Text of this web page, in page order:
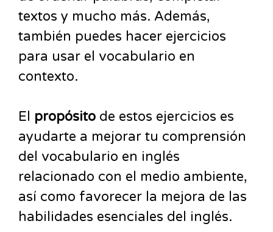
textos y mucho más. Además,
también puedes hacer ejercicios
para usar el vocabulario en
contexto.
El propósito de estos ejercicios es
ayudarte a mejorar tu comprensión
del vocabulario en inglés
relacionado con el medio ambiente,
así como favorecer la mejora de las
habilidades esenciales del inglés.